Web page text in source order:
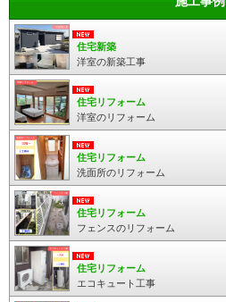
住宅新築
洋室の新築工事
住宅リフォーム
洋室のリフォーム
住宅リフォーム
洗面所のリフォーム
住宅リフォーム
フェンスのリフォーム
住宅リフォーム
エコキュート工事